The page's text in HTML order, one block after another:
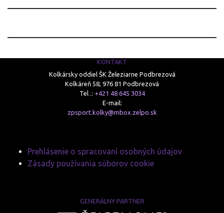
KONTAKT
Kolkársky oddiel ŠK Železiarne Podbrezová
Kolkáreň 58, 976 81 Podbrezová
Tel .: +421 48 645 3034
E-mail:
zpsport.kolky@mbox.zelpo.sk
Prehlásenie o spracovaní osobných údajov
Zásady používania súborov cookie
GENERÁLNY PARTNER